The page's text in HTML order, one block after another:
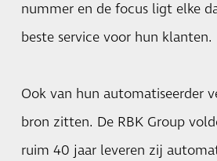
nummer en de focus ligt elke
beste service voor hun klanten.
Ook van hun automatiseerder
bron zitten. De RBK Group
ruim 40 jaar leveren zij